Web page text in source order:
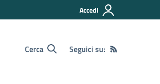
Accedi
Cerca Seguici su: